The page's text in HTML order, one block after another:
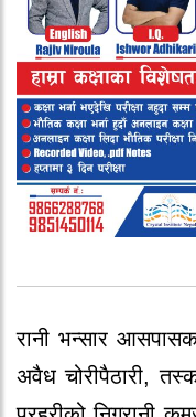
रानी भन्सार
अवैध चोरीपैठारी,